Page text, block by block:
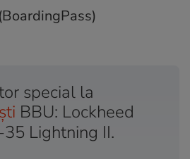
special la
BBU: Lockheed
Lightning II.